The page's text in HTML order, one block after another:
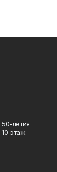
50-летия
10 этаж